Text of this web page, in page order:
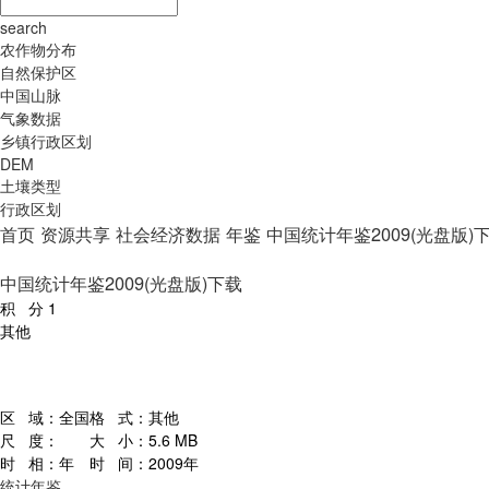
search
农作物分布
自然保护区
中国山脉
气象数据
乡镇行政区划
DEM
土壤类型
行政区划
首页 资源共享 社会经济数据 年鉴 中国统计年鉴2009(光盘版)
中国统计年鉴2009(光盘版)下载
积 分 1
其他
区 域： 全国格 式： 其他
尺 度：
大 小： 5.6 MB
时 相： 年 时 间： 2009年